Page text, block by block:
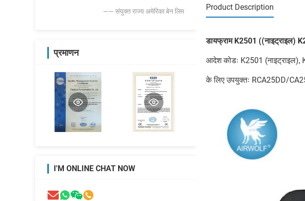
—— संयुक्त राज्य अमेरिका बेन लिम
प्रमाणन
I'M ONLINE CHAT NOW
Product Description
डायफ्राम K2501 ((नाइट्राइल)
आदेश कोडः K2501 (नाइट्राइल),
के लिए उपयुक्तः RCA25DD/